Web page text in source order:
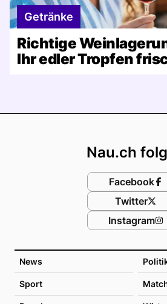
Getränke
Richtige
Ihr edler Tropfen
News
Sport
Nau.ch
Facebook
Twitter
Instagram